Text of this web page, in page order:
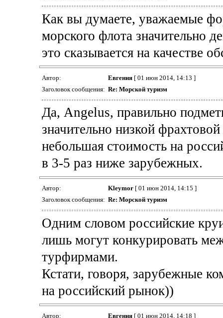
Как вы думаете, уважаемые
морского флота значительно
это сказывается на качестве
Автор: Евгения[ 01 июн 2014, 14:13 ]
Заголовок сообщения: Re: Морской туризм
Да, Angelus, правильно
значительно низкой
небольшая стоимость на
в 3-5 раз ниже зарубежных.
Автор: Kleymor[ 01 июн 2014, 14:15 ]
Заголовок сообщения: Re: Морской туризм
Одним словом российские
лишь могут конкурировать
турфирмами.
Кстати, говоря, зарубежные
на российский рынок))
Автор: Евгения[ 01 июн 2014, 14:18 ]